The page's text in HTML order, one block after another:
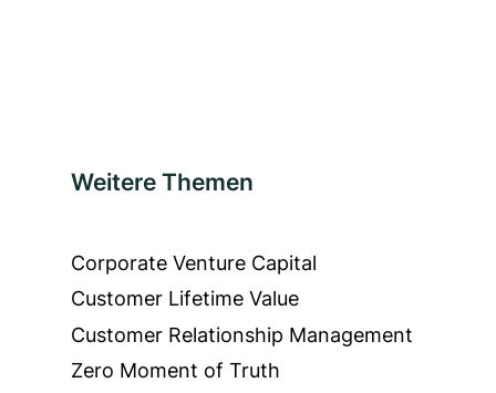
Weitere Themen
Corporate Venture Capital
Customer Lifetime Value
Customer Relationship Management
Zero Moment of Truth